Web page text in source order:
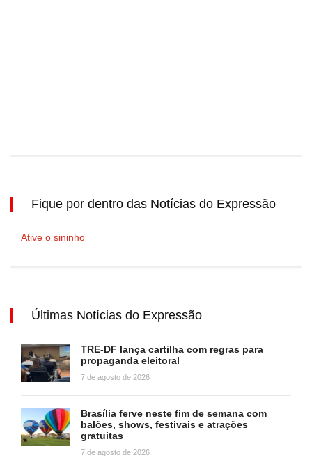
Fique por dentro das Notícias do Expressão
Ative o sininho
Últimas Notícias do Expressão
TRE-DF lança cartilha com regras para
propaganda eleitoral
7 de agosto de 2026
Brasília ferve neste fim de semana com
balões, shows, festivais e atrações
gratuitas
7 de agosto de 2026